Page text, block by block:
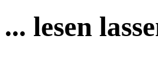
... lesen